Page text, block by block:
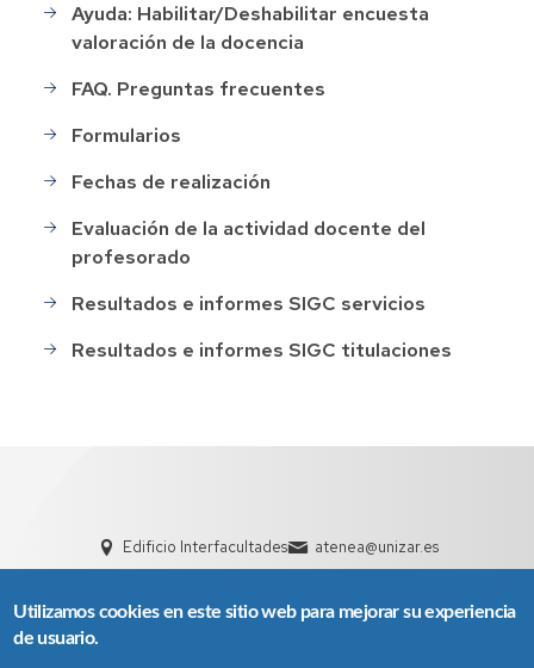
Ayuda: Habilitar/Deshabilitar encuesta
valoración de la docencia
FAQ. Preguntas frecuentes
Formularios
Fechas de realización
Evaluación de la actividad docente del
profesorado
Resultados e informes SIGC servicios
Resultados e informes SIGC titulaciones
Edificio Interfacultades atenea@unizar.es
Utilizamos cookies en este sitio web para mejorar su experiencia
de usuario.